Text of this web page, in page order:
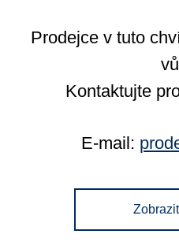
Prodejce v tuto
Kontaktujte
E-mail: